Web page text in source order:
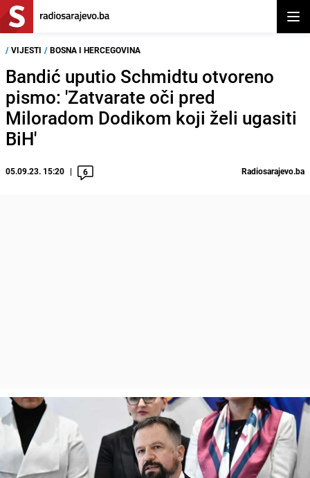
/ VIJESTI / BOSNA I HERCEGOVINA
Bandić uputio Schmidtu otvoreno
pismo: 'Zatvarate oči pred
Miloradom Dodikom koji želi ugasiti
BiH'
05.09.23. 15:20 6 Radiosarajevo.ba